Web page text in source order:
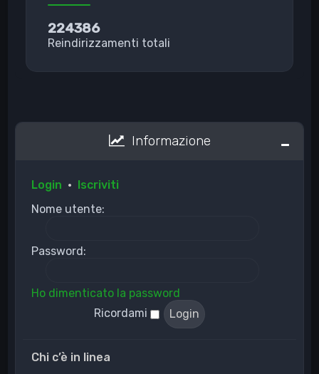
224386
Reindirizzamenti totali
Informazione
Login • Iscriviti
Nome utente:
Password:
Ho dimenticato la password
Ricordami
Chi c’è in linea